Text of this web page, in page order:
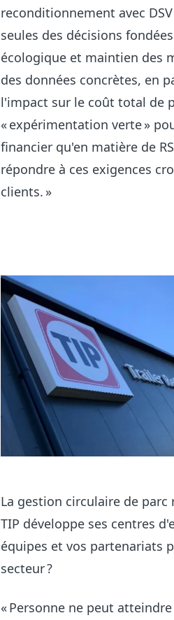
reconditionnement avec
seules des décisions
écologique et maintien des
des données concrètes, en
l'impact sur le coût total de
« expérimentation verte »
financier qu'en matière de
répondre à ces exigences
clients. »
La gestion circulaire de
TIP développe ses centres
équipes et vos partenariats
secteur ?
« Personne ne peut